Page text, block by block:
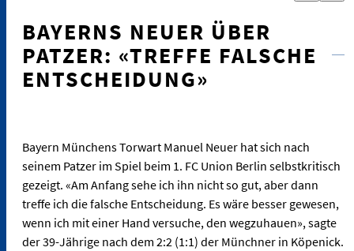
BAYERNS NEUER ÜBER
PATZER: «TREFFE FALSCHE
ENTSCHEIDUNG»
Bayern Münchens Torwart Manuel Neuer hat sich nach
seinem Patzer im Spiel beim 1. FC Union Berlin selbstkritisch
gezeigt. «Am Anfang sehe ich ihn nicht so gut, aber dann
treffe ich die falsche Entscheidung. Es wäre besser gewesen,
wenn ich mit einer Hand versuche, den wegzuhauen», sagte
der 39-Jährige nach dem 2:2 (1:1) der Münchner in Köpenick.